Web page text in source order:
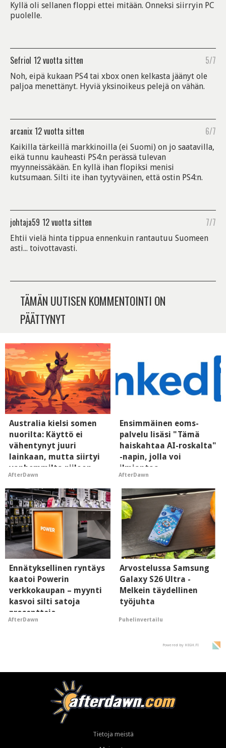
Kyllä oli sellanen floppi ettei mitään. Onneksi siirryin PC
puolelle.
Sefriol 12 vuotta sitten 5/7
Noh, eipä kukaan PS4 tai xbox onen kelkasta jäänyt ole
paljoa menettänyt. Hyviä yksinoikeus pelejä on vähän.
arcanix 12 vuotta sitten 6/7
Kaikilla tärkeillä markkinoilla (ei Suomi) on jo saatavilla,
eikä tunnu kauheasti PS4:n perässä tulevan
myynneissäkään. En kyllä ihan flopiksi menisi
kutsumaan. Silti ite ihan tyytyväinen, että ostin PS4:n.
johtaja59 12 vuotta sitten 7/7
Ehtii vielä hinta tippua ennenkuin rantautuu Suomeen
asti... toivottavasti.
TÄMÄN UUTISEN KOMMENTOINTI ON
PÄÄTTYNYT
Australia kielsi somen
nuorilta: Käyttö ei
vähentynyt juuri
lainkaan, mutta siirtyi
vanhemmilta piiloon
AfterDawn
Ensimmäinen eoms-
palvelu lisäsi "Tämä
haiskahtaa AI-roskalta"
-napin, jolla voi
ilmiantaa
tekoälytauhkan
AfterDawn
Ennätyksellinen ryntäys
kaatoi Powerin
verkkokaupan – myynti
kasvoi silti satoja
prosentteja
AfterDawn
Arvostelussa Samsung
Galaxy S26 Ultra -
Melkein täydellinen
työjuhta
Puhelinvertailu
Powered by HIGH.FI
Tietoja meistä